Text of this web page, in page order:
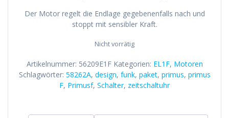
Der Motor regelt die Endlage gegebenenfalls nach und
stoppt mit sensibler Kraft.
Nicht vorrätig
Artikelnummer: 56209E1F Kategorien: EL1F, Motoren
Schlagwörter: 58262A, design, funk, paket, primus, primus
F, Primusf, Schalter, zeitschaltuhr